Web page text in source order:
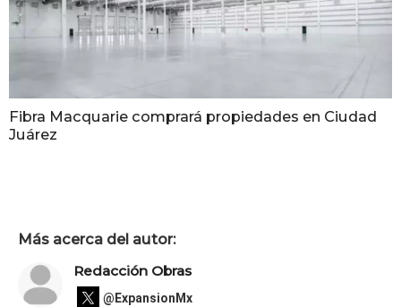
Fibra Macquarie comprará propiedades en Ciudad
Juárez
Más acerca del autor:
Redacción Obras
@ExpansionMx